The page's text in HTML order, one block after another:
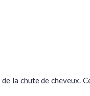
la chute de cheveux.